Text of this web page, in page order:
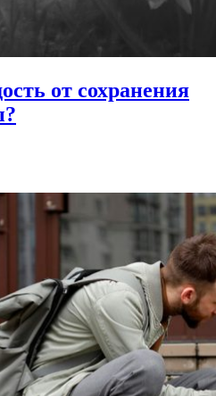
от сохранения